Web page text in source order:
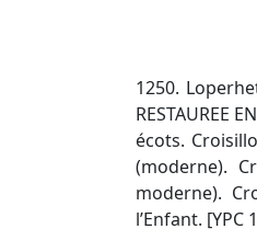
1250.
RESTAUREE
écots.
(moderne).
moderne).
l’Enfant. [YPC